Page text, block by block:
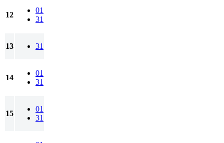
12
01
31
13 31
14
01
31
15
01
31